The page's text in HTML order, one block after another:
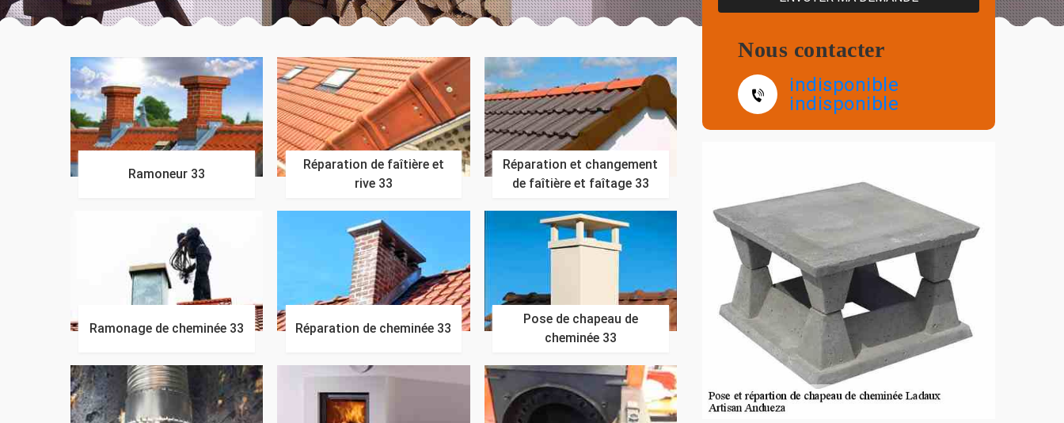
Ramoneur 33
Réparation de faîtière et
rive 33
Réparation et changement
de faîtière et faîtage 33
Ramonage de cheminée 33 Réparation de cheminée 33
Pose de chapeau de
cheminée 33
Nous contacter
indisponible
indisponible